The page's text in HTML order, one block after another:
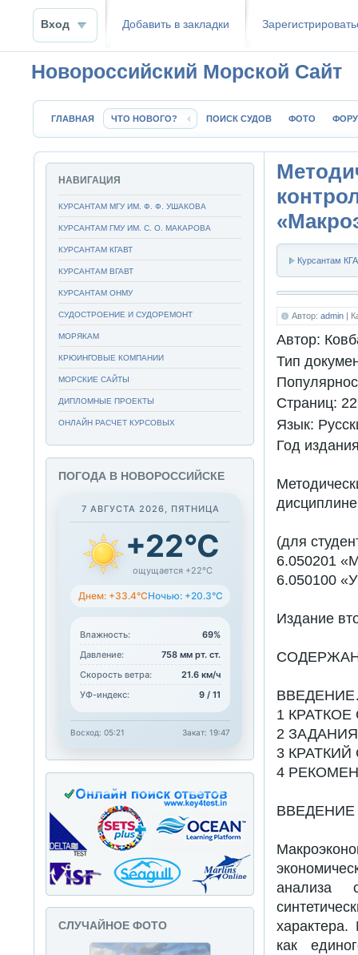
Вход Добавить в закладки
Новороссийский Морской Сайт
ГЛАВНАЯ ЧТО НОВОГО? ПОИСК СУДОВ ФОТО
Курсантам
Автор:admin |
Автор:
Тип
Страниц: 22
Язык:
Год
(для
6.050201
6.050100
Издание
1
2
3
4
ВВЕДЕНИЕ
анализа
характера.
как
НАВИГАЦИЯ
КУРСАНТАМ МГУ ИМ. Ф. Ф. УШАКОВА
КУРСАНТАМ ГМУ ИМ. С. О. МАКАРОВА
КУРСАНТАМ КГАВТ
КУРСАНТАМ ВГАВТ
КУРСАНТАМ ОНМУ
СУДОСТРОЕНИЕ И СУДОРЕМОНТ
МОРЯКАМ
КРЮИНГОВЫЕ КОМПАНИИ
МОРСКИЕ САЙТЫ
ДИПЛОМНЫЕ ПРОЕКТЫ
ОНЛАЙН РАСЧЕТ КУРСОВЫХ
ПОГОДА В НОВОРОССИЙСКЕ
7 АВГУСТА 2026, ПЯТНИЦА
+22°C
ощущается +22°C
Днем: +33.4°CНочью: +20.3°C
Влажность:
69%
Давление:
758 мм рт. ст.
Скорость ветра:
21.6 км/ч
УФ-индекс:
9 / 11
Восход: 05:21 Закат: 19:47
СЛУЧАЙНОЕ ФОТО